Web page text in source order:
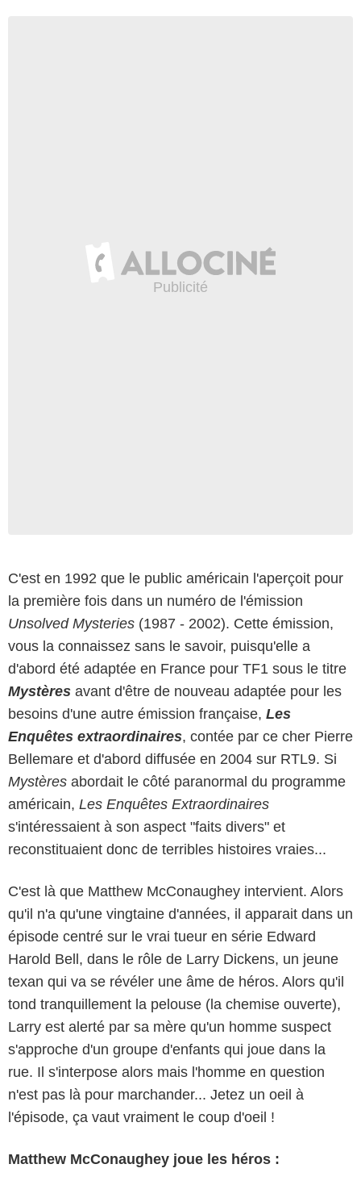
C'est en 1992 que le public américain l'aperçoit pour
la première fois dans un numéro de l'émission
Unsolved Mysteries (1987 - 2002). Cette émission,
vous la connaissez sans le savoir, puisqu'elle a
d'abord été adaptée en France pour TF1 sous le titre
Mystères avant d'être de nouveau adaptée pour les
besoins d'une autre émission française, Les
Enquêtes extraordinaires, contée par ce cher Pierre
Bellemare et d'abord diffusée en 2004 sur RTL9. Si
Mystères abordait le côté paranormal du programme
américain, Les Enquêtes Extraordinaires
s'intéressaient à son aspect "faits divers" et
reconstituaient donc de terribles histoires vraies...
C'est là que Matthew McConaughey intervient. Alors
qu'il n'a qu'une vingtaine d'années, il apparait dans un
épisode centré sur le vrai tueur en série Edward
Harold Bell, dans le rôle de Larry Dickens, un jeune
texan qui va se révéler une âme de héros. Alors qu'il
tond tranquillement la pelouse (la chemise ouverte),
Larry est alerté par sa mère qu'un homme suspect
s'approche d'un groupe d'enfants qui joue dans la
rue. Il s'interpose alors mais l'homme en question
n'est pas là pour marchander... Jetez un oeil à
l'épisode, ça vaut vraiment le coup d'oeil !
Matthew McConaughey joue les héros :